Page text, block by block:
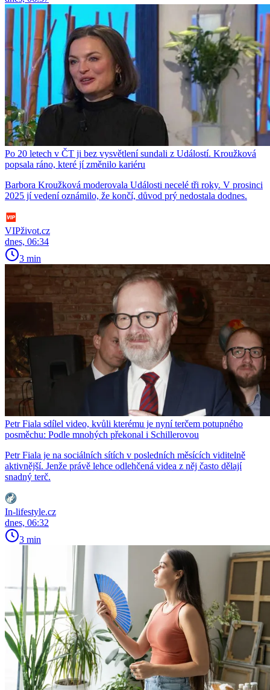
Po 20 letech v ČT ji bez vysvětlení sundali z Událostí. Kroužková
popsala ráno, které jí změnilo kariéru
Barbora Kroužková moderovala Události necelé tři roky. V prosinci
2025 jí vedení oznámilo, že končí, důvod prý nedostala dodnes.
VIPživot.cz
dnes, 06:34
3 min
Petr Fiala sdílel video, kvůli kterému je nyní terčem potupného
posměchu: Podle mnohých překonal i Schillerovou
Petr Fiala je na sociálních sítích v posledních měsících viditelně
aktivnější. Jenže právě lehce odlehčená videa z něj často dělají
snadný terč.
In-lifestyle.cz
dnes, 06:32
3 min